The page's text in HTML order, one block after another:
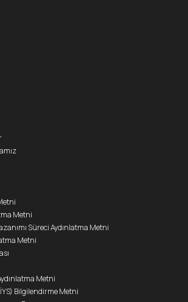
Metni
Süreci Aydınlatma Metni
Metni
Metni
Bilgilendirme Metni